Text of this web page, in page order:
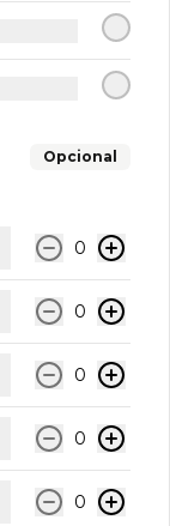
Opcional
0
0
0
0
0